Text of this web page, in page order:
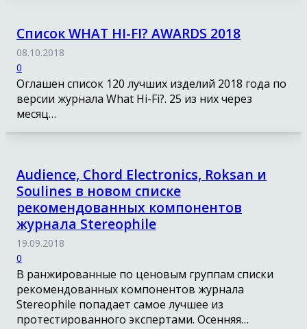
Список WHAT HI-FI? AWARDS 2018
08.10.2018
0
Оглашен список 120 лучших изделий 2018 года по
версии журнала What Hi-Fi?. 25 из них через
месяц…
Audience, Chord Electronics, Roksan и
Soulines в новом списке
рекомендованных компонентов
журнала Stereophile
19.09.2018
0
В ранжированные по ценовым группам списки
рекомендованных компонентов журнала
Stereophile попадает самое лучшее из
протестированного экспертами. Осенняя…